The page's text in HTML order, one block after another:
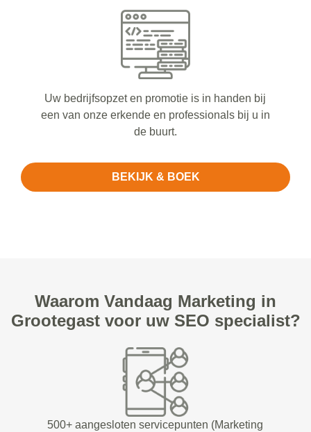
Uw bedrijfsopzet en promotie is in handen bij
een van onze erkende en professionals bij u in
de buurt.
BEKIJK & BOEK
Waarom Vandaag Marketing in
Grootegast voor uw SEO specialist?
500+ aangesloten servicepunten (Marketing